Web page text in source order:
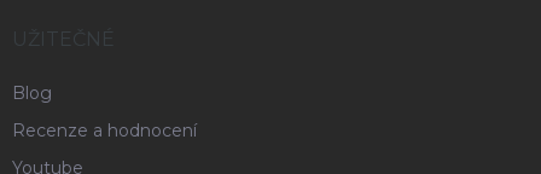
UŽITEČNÉ
Blog
Recenze a hodnocení
Youtube